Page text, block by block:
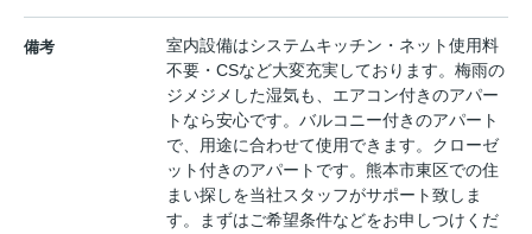
備考
室内設備はシステムキッチン・ネット使用料
不要・CSなど大変充実しております。梅雨の
ジメジメした湿気も、エアコン付きのアパー
トなら安心です。バルコニー付きのアパート
で、用途に合わせて使用できます。クローゼ
ット付きのアパートです。熊本市東区での住
まい探しを当社スタッフがサポート致しま
す。まずはご希望条件などをお申しつけくだ